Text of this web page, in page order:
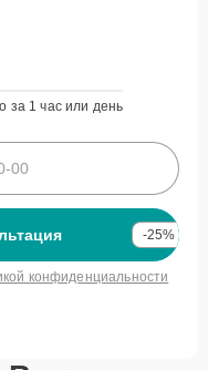
за 1 час или день
-25%
конфиденциальности
на все работы и
за 1 час или день
-25%